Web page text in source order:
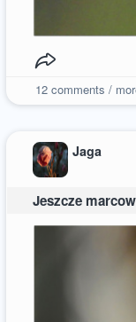
12comments /
Jaga
Jeszcze